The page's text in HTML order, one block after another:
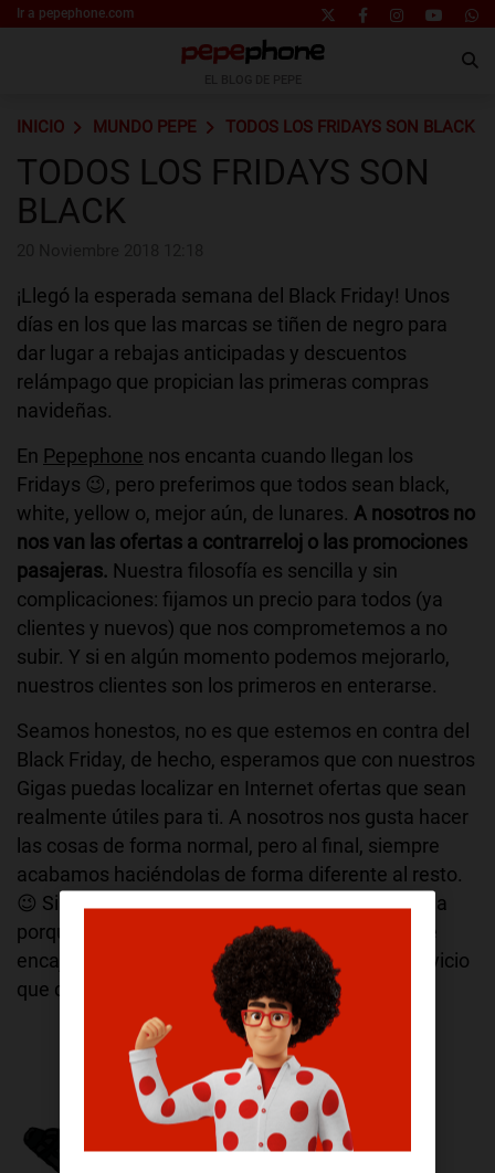
Ir a pepephone.com
INICIO MUNDO PEPE TODOS LOS FRIDAYS SON BLACK
TODOS LOS FRIDAYS SON
BLACK
¡Llegó la esperada semana del Black Friday! Unos
días en los que las marcas se tiñen de negro para
dar lugar a rebajas anticipadas y descuentos
relámpago que propician las primeras compras
navideñas.
En Pepephone nos encanta cuando llegan los
Fridays 😉, pero preferimos que todos sean black,
white, yellow o, mejor aún, de lunares. A nosotros no
nos van las ofertas a contrarreloj o las promociones
pasajeras. Nuestra filosofía es sencilla y sin
complicaciones: fijamos un precio para todos (ya
clientes y nuevos) que nos comprometemos a no
subir. Y si en algún momento podemos mejorarlo,
nuestros clientes son los primeros en enterarse.
Seamos honestos, no es que estemos en contra del
Black Friday, de hecho, esperamos que con nuestros
Gigas puedas localizar en Internet ofertas que sean
realmente útiles para ti. A nosotros nos gusta hacer
las cosas de forma normal, pero al final, siempre
acabamos haciéndolas de forma diferente al resto.
😉 Si alguien quiere venirse con nosotros que sea
porque nuestro producto y nuestros principios le
encajan y si quiere quedarse, que sea por el servicio
que damos.